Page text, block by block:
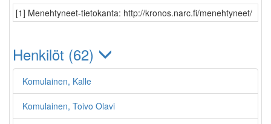
[1] Menehtyneet-tietokanta: http://kronos.narc.fi/menehtyneet/
Henkilöt (62)
Komulainen, Kalle
Komulainen, Toivo Olavi